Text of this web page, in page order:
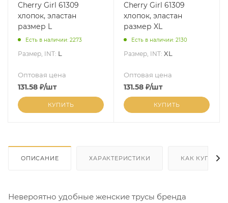
Cherry Girl 61309
хлопок, эластан
размер L
Есть в наличии: 2273
Размер, INT: L
Оптовая цена
131.58 ₽/шт
КУПИТЬ
Cherry Girl 61309
хлопок, эластан
размер XL
Есть в наличии: 2130
Размер, INT: XL
Оптовая цена
131.58 ₽/шт
КУПИТЬ
ОПИСАНИЕ ХАРАКТЕРИСТИКИ КАК КУПИТЬ
Невероятно удобные женские трусы бренда